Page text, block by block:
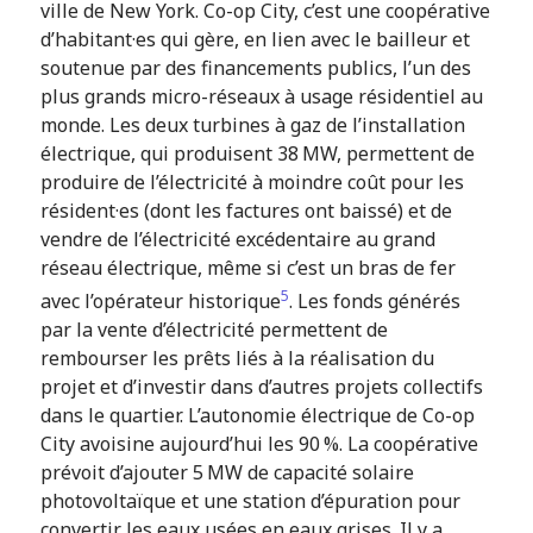
ville de New York. Co-op City, c’est une coopérative
d’habitant·es qui gère, en lien avec le bailleur et
soutenue par des financements publics, l’un des
plus grands micro-réseaux à usage résidentiel au
monde. Les deux turbines à gaz de l’installation
électrique, qui produisent 38 MW, permettent de
produire de l’électricité à moindre coût pour les
résident·es (dont les factures ont baissé) et de
vendre de l’électricité excédentaire au grand
réseau électrique, même si c’est un bras de fer
avec l’opérateur historique5. Les fonds générés
par la vente d’électricité permettent de
rembourser les prêts liés à la réalisation du
projet et d’investir dans d’autres projets collectifs
dans le quartier. L’autonomie électrique de Co-op
City avoisine aujourd’hui les 90 %. La coopérative
prévoit d’ajouter 5 MW de capacité solaire
photovoltaïque et une station d’épuration pour